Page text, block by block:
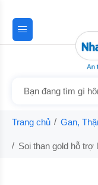
Trang chủ Gan,
Soi than gold hỗ